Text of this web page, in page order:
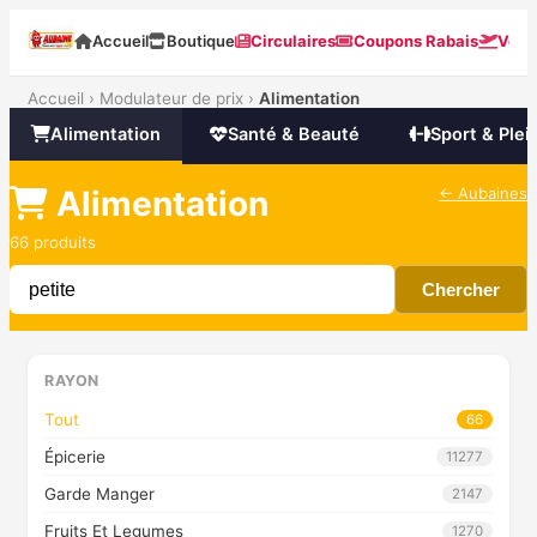
Accueil Boutique Circulaires Coupons Rabais
Accueil › Modulateur de prix › Alimentation
Alimentation Santé & Beauté Sport &
Alimentation
66 produits
← Aubaines
Chercher
RAYON
Tout 66
Épicerie 11277
Garde Manger 2147
Fruits Et Legumes 1270